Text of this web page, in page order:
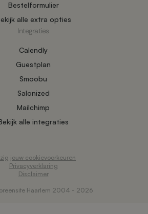
Bestelformulier
alle extra opties
Integraties
Calendly
Guestplan
Smoobu
Salonized
Mailchimp
alle integraties
jouw cookievoorkeuren
Privacyverklaring
Disclaimer
Haarlem 2004 - 2026